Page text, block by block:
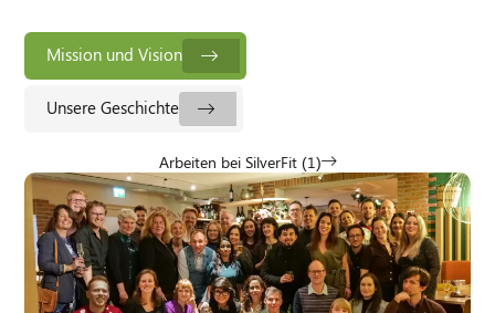
Mission und Vision
Unsere Geschichte
Arbeiten bei SilverFit (1)